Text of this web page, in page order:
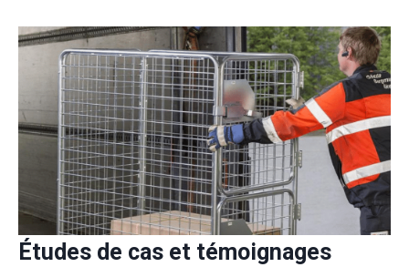
Études de cas et témoignages